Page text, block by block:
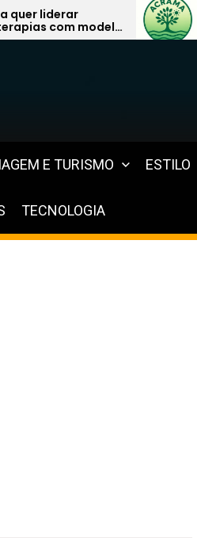
EDITAL DE CONVOCAÇÃO –
ASSEMBLEIA GERAL
EXTRAORDINÁRIA
E TURISMO ESTILO
TECNOLOGIA